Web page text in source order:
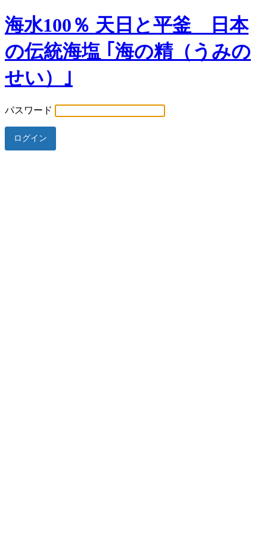
海水100％ 天日と平釜 日本
の伝統海塩 ｢海の精（うみの
せい）｣
パスワード